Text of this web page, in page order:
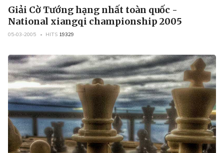
Giải Cờ Tướng hạng nhất toàn quốc -
National xiangqi championship 2005
05-03-2005 HITS 19329